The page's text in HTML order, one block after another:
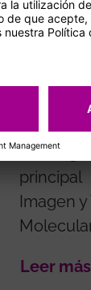
Xavier
principal
Imagen y
Leer más